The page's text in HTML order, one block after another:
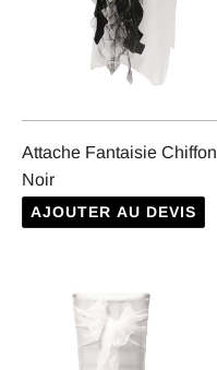
Attache Fantaisie Chiffon
Noir
AJOUTER AU DEVIS